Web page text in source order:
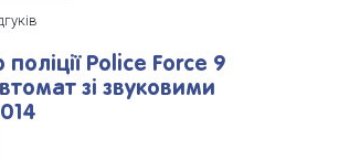
поліції Police Force 9
зі звуковими